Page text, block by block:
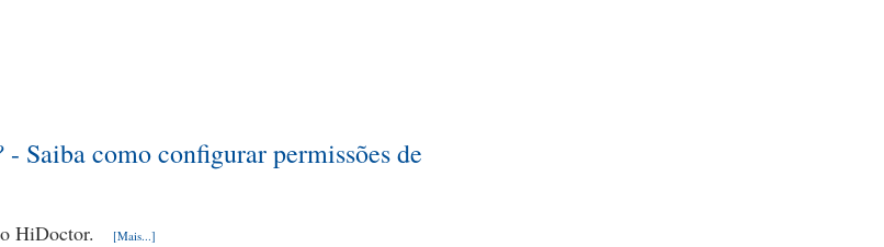
- Saiba como configurar permissões de
HiDoctor. [Mais...]